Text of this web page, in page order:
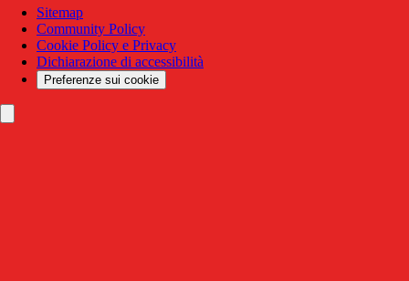
Sitemap
Community Policy
Cookie Policy e Privacy
Dichiarazione di accessibilità
Preferenze sui cookie